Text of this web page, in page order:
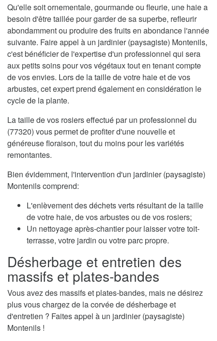
Qu'elle soit ornementale, gourmande ou fleurie, une haie a
besoin d'être taillée pour garder de sa superbe, refleurir
abondamment ou produire des fruits en abondance l'année
suivante. Faire appel à un jardinier (paysagiste) Montenils,
c'est bénéficier de l'expertise d'un professionnel qui sera
aux petits soins pour vos végétaux tout en tenant compte
de vos envies. Lors de la taille de votre haie et de vos
arbustes, cet expert prend également en considération le
cycle de la plante.
La taille de vos rosiers effectué par un professionnel du
(77320) vous permet de profiter d'une nouvelle et
généreuse floraison, tout du moins pour les variétés
remontantes.
Bien évidemment, l'intervention d'un jardinier (paysagiste)
Montenils comprend:
L'enlèvement des déchets verts résultant de la taille
de votre haie, de vos arbustes ou de vos rosiers;
Un nettoyage après-chantier pour laisser votre toit-
terrasse, votre jardin ou votre parc propre.
Désherbage et entretien des
massifs et plates-bandes
Vous avez des massifs et plates-bandes, mais ne désirez
plus vous chargez de la corvée de désherbage et
d'entretien ? Faites appel à un jardinier (paysagiste)
Montenils !